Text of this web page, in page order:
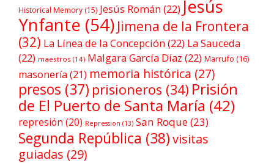
Historical Memory (15) Jesús Román(22) Jesús
Ynfante (54) Jimena de la Frontera
(32) La Línea de la Concepción(22) La Sauceda
(22) maestros (14) Malgara García Díaz (22) Marrufo (16)
masonería (21) memoria histórica (27)
presos (37) prisioneros (34) Prisión
de El Puerto de Santa María (42)
represión (20) Repression (13) San Roque(23)
Segunda República (38)visitas
guiadas (29)